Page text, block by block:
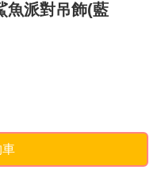
魚派對吊飾(藍
車